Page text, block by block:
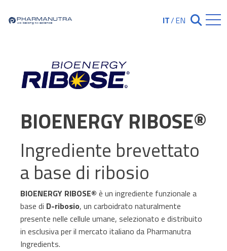
IT/EN Chiudi
BIOENERGY RIBOSE®
Ingrediente brevettato
a base di ribosio
BIOENERGY RIBOSE® è un ingrediente funzionale a
base di D-ribosio, un carboidrato naturalmente
presente nelle cellule umane, selezionato e distribuito
in esclusiva per il mercato italiano da Pharmanutra
Ingredients.